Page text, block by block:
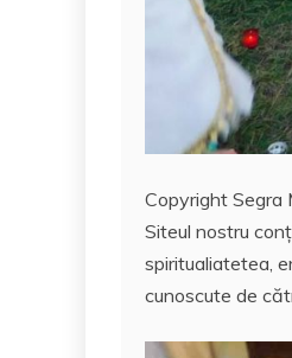
Copyright Segra
Siteul nostru
spiritualiatetea,
cunoscute de